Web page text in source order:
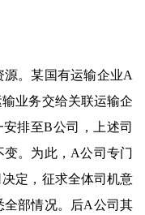
。某国有运输企业A
业务交给关联运输企
排至B公司，上述司
。为此，A公司专门
定，征求全体司机意
全部情况。后A公司其